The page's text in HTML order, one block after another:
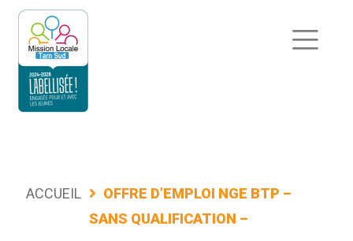
Aller
contenu
ACCUEIL
OFFRE D’EMPLOI NGE BTP –
SANS QUALIFICATION –